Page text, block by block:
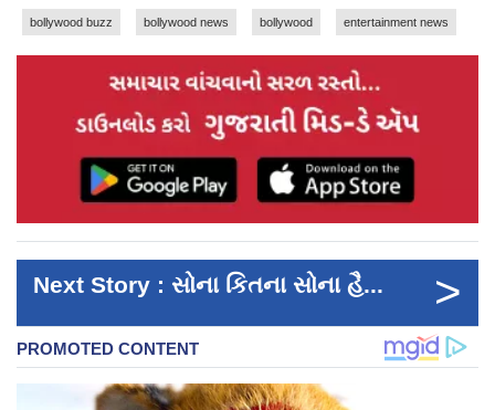
bollywood buzz bollywood news bollywood entertainment news
Next Story : સોના કિતના સોના હૈ... >